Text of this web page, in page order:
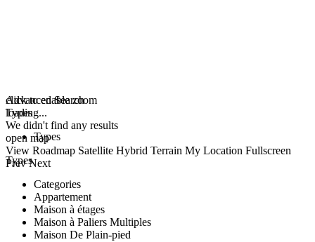
click to enable zoom
loading...
We didn't find any results
open map
View Roadmap Satellite Hybrid Terrain My Location Fullscreen
Prev Next
Advanced Search
Types
Types
Types
Categories
Appartement
Maison à étages
Maison à Paliers Multiples
Maison De Plain-pied